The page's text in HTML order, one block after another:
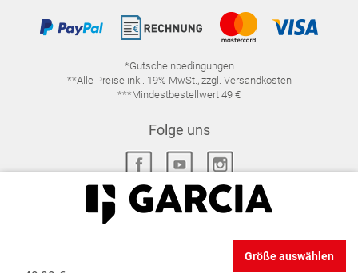
Größe auswählen
*Gutscheinbedingungen
**Alle Preise inkl. 19% MwSt., zzgl. Versandkosten
***Mindestbestellwert 49 €
Folge uns
DATENSCHUTZ-EINSTELLUNGEN
WIDERRUFSRECHT